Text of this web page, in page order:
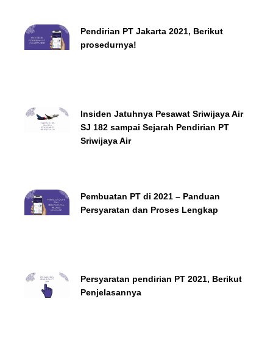
Pendirian PT Jakarta 2021, Berikut
prosedurnya!
Insiden Jatuhnya Pesawat Sriwijaya Air
SJ 182 sampai Sejarah Pendirian PT
Sriwijaya Air
Pembuatan PT di 2021 – Panduan
Persyaratan dan Proses Lengkap
Persyaratan pendirian PT 2021, Berikut
Penjelasannya